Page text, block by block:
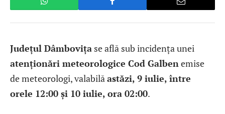
Județul Dâmbovița se află sub incidența unei
atenționări meteorologice Cod Galbenemise
de meteorologi, valabilăastăzi, 9 iulie, între
orele 12:00 și 10 iulie, ora 02:00.